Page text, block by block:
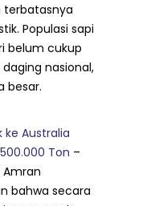
terbatasnya
Populasi sapi
belum cukup
nasional,
besar.
ke Australia
Ton –
Amran
bahwa secara